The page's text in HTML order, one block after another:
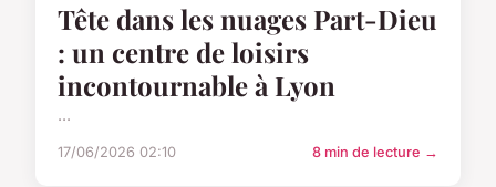
Tête dans les nuages Part-Dieu
: un centre de loisirs
incontournable à Lyon
...
17/06/2026 02:10 8 min de lecture →